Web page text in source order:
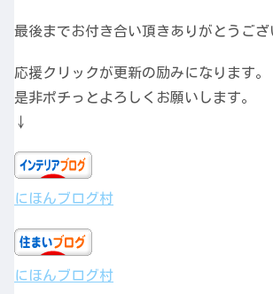
最後までお付き合い頂きありがとうござ
応援クリックが更新の励みになります。
是非ポチっとよろしくお願いします。
↓
にほんブログ村
にほんブログ村